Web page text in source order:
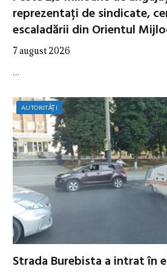
reprezentați de sindicate,
escaladării din Orientul
7 august 2026
…
AUTORITĂȚI
Strada Burebista a intrat în